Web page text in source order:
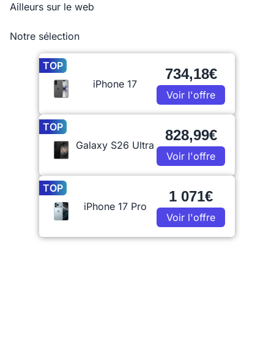
Ailleurs sur le web
Notre sélection
TOP
iPhone 17
734,18€
Voir l'offre
TOP
Galaxy S26 Ultra
828,99€
Voir l'offre
TOP
iPhone 17 Pro
1 071€
Voir l'offre